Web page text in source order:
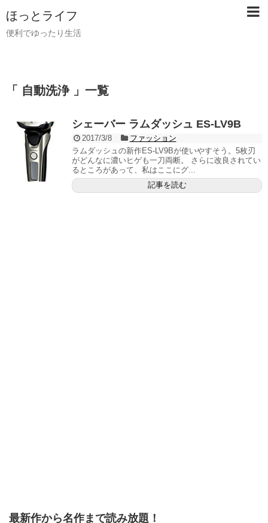
ほっとライフ
便利でゆったり生活
「 自動洗浄 」一覧
シェーバー ラムダッシュ ES-LV9B
2017/3/8
ファッション
ラムダッシュの新作ES-LV9Bが使いやすそう。5枚刃
がどんなに濃いヒゲも一刀両断。 さらに改良されてい
るところがあって、私はここにグ...
記事を読む
最新作から名作まで読み放題！